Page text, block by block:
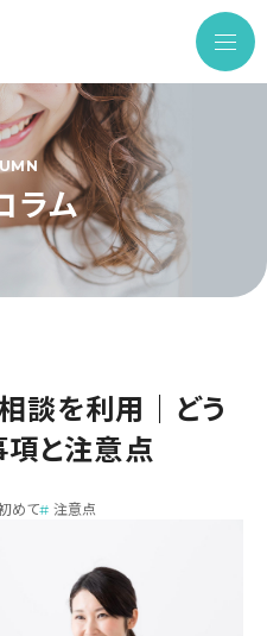
ラム
談を利用｜どう
項と注意点
めて 注意点